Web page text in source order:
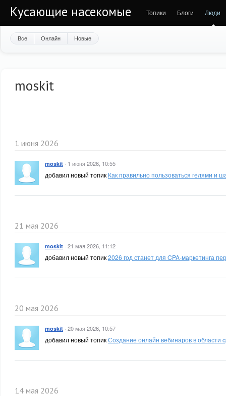
Кусающие насекомые Топики Блоги Люди
Все Онлайн Новые
moskit
1 июня 2026
moskit · 1 июня 2026, 10:55
добавил новый топик Как правильно пользоваться гелями и
21 мая 2026
moskit · 21 мая 2026, 11:12
добавил новый топик2026 год станет для CPA-маркетинга
20 мая 2026
moskit · 20 мая 2026, 10:57
добавил новый топикСоздание онлайн вебинаров в области
14 мая 2026